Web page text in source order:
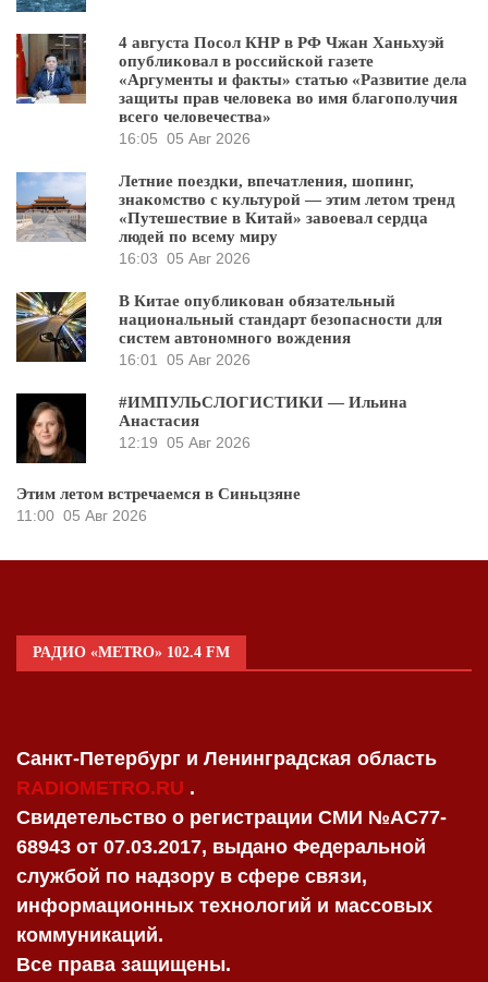
4 августа Посол КНР в РФ Чжан Ханьхуэй
опубликовал в российской газете
«Аргументы и факты» статью «Развитие дела
защиты прав человека во имя благополучия
всего человечества»
16:05 05 Авг 2026
Летние поездки, впечатления, шопинг,
знакомство с культурой — этим летом тренд
«Путешествие в Китай» завоевал сердца
людей по всему миру
16:03 05 Авг 2026
В Китае опубликован обязательный
национальный стандарт безопасности для
систем автономного вождения
16:01
05 Авг 2026
#ИМПУЛЬСЛОГИСТИКИ — Ильина
Анастасия
12:19 05 Авг 2026
Этим летом встречаемся в Синьцзяне
11:00 05 Авг 2026
РАДИО «METRO» 102.4 FM
Санкт-Петербург и Ленинградская область
RADIOMETRO.RU .
Свидетельство о регистрации СМИ №AC77-
68943 от 07.03.2017, выдано Федеральной
службой по надзору в сфере связи,
информационных технологий и массовых
коммуникаций.
Все права защищены.